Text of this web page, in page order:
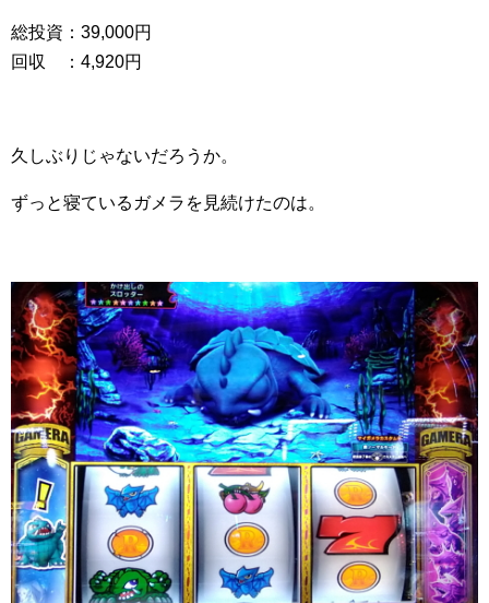
総投資：39,000円
回収 ：4,920円
久しぶりじゃないだろうか。
ずっと寝ているガメラを見続けたのは。